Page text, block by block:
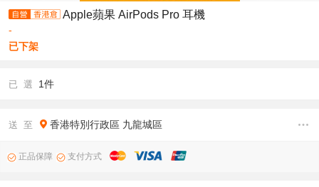
Apple蘋果 AirPods Pro 耳機
-
已下架
已 選 1件
送 至 香港特別行政區 九龍城區
正品保障 支付方式